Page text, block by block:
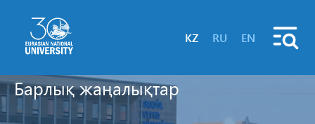
KZ RU EN
Барлық жаңалықтар